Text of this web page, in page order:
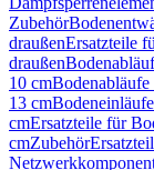
Zubehör
draußenErsatzteile
draußen
10 cm
13 cm
cmErsatzteile für
cmZubehör